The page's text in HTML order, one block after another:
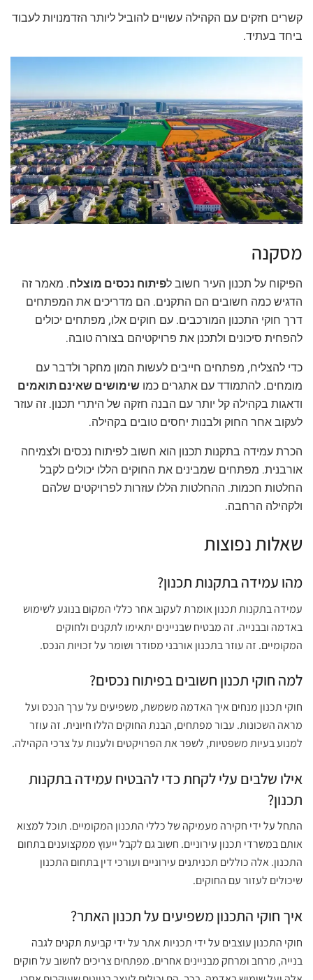
קשרים חזקים עם הקהילה עשויים להוביל ליותר הזדמנויות לעבוד
ביחד בעתיד.
מסקנה
הפיקוח על תכנון העיר חשוב לפיתוח נכסים מוצלח. מאמר זה
הדגיש כמה חשובים הם התקנים. הם מדריכים את המפתחים
דרך חוקי התכנון המורכבים. עם חוקים אלו, מפתחים יכולים
להפחית סיכונים ולתכנן את פרויקטיהם בצורה טובה.
כדי להצליח, מפתחים חייבים לעשות המון מחקר ולדבר עם
מומחים. להתמודד עם אתגרים כמו שימושים שאינם תואמים
ודאגות בקהילה קל יותר עם הבנה חזקה של היתרי תכנון. זה עוזר
לעקוב אחר החוק ולבנות יחסים טובים בקהילה.
הכרת עמידה בתקנות תכנון הוא חשוב לפיתוח נכסים ולצמיחה
אורבנית. מפתחים שמבינים את החוקים הללו יכולים לקבל
החלטות חכמות. ההחלטות הללו עוזרות לפרויקטים שלהם
ולקהילה הרחבה.
שאלות נפוצות
מהו עמידה בתקנות תכנון?
עמידה בתקנות תכנון אומרת לעקוב אחר כללי המקום בנוגע לשימוש
באדמה ובבנייה. זה מבטיח שבניינים יתאימו לתקנים ולחוקים
המקומיים. זה עוזר בתכנון אורבני מסודר ושומר על זכויות הנכס.
למה חוקי תכנון חשובים בפיתוח נכסים?
חוקי תכנון מנחים איך האדמה משמשת, משפיעים על ערך הנכס ועל
מראה השכונות. עבור מפתחים, הבנת החוקים הללו חיונית. זה עוזר
למנוע בעיות משפטיות, לשפר את הפרויקטים ולענות על צרכי הקהילה.
אילו שלבים עלי לקחת כדי להבטיח עמידה בתקנות
תכנון?
התחל על ידי חקירה מעמיקה של כללי התכנון המקומיים. תוכל למצוא
אותם במשרדי תכנון עירוניים. חשוב גם לקבל ייעוץ ממקצוענים בתחום
התכנון. אלה כוללים תכניתנים עירוניים ועורכי דין בתחום התכנון
שיכולים לעזור עם החוקים.
איך חוקי התכנון משפיעים על תכנון האתר?
חוקי התכנון עוצבים על ידי תכניות אתר על ידי קביעת תקנים לגבה
בנייה, מרחב ומרחק מבניינים אחרים. מפתחים צריכים לחשוב על חוקים